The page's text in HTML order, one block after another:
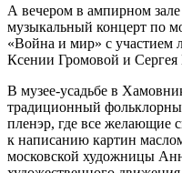
А вечером в ампирном
музыкальный концерт по
«Война и мир» с
Ксении Громовой и Сергея
В музее-усадьбе в
традиционный
пленэр, где все желающие
к написанию картин
московской художницы